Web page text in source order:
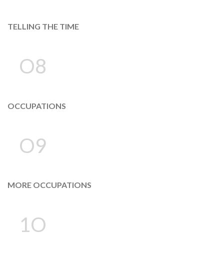
TELLING THE TIME
O8
OCCUPATIONS
O9
MORE OCCUPATIONS
1O